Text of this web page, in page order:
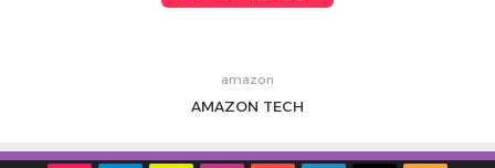
amazon
AMAZON TECH